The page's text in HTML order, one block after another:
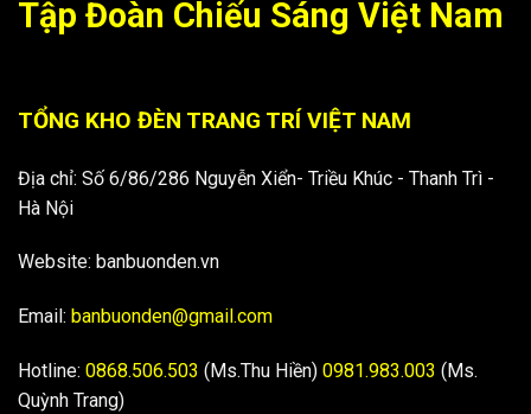
Tập Đoàn Chiếu Sáng Việt Nam
TỔNG KHO ĐÈN TRANG TRÍ VIỆT NAM
Địa chỉ: Số 6/86/286 Nguyễn Xiển- Triều Khúc - Thanh Trì -
Hà Nội
Website: banbuonden.vn
Email: banbuonden@gmail.com
Hotline: 0868.506.503 (Ms.Thu Hiền) 0981.983.003 (Ms.
Quỳnh Trang)